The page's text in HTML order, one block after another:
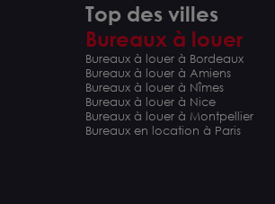
Top des villes
Bureaux à louer
Bureaux à louer à Bordeaux
Bureaux à louer à Amiens
Bureaux à louer à Nîmes
Bureaux à louer à Nice
Bureaux à louer à Montpellier
Bureaux en location à Paris